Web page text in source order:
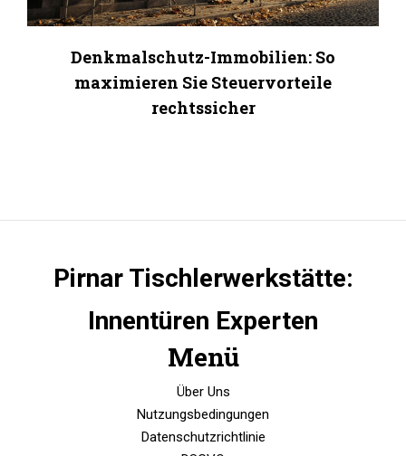
Denkmalschutz-Immobilien: So
maximieren Sie Steuervorteile
rechtssicher
Pirnar Tischlerwerkstätte:
Innentüren Experten
Menü
Über Uns
Nutzungsbedingungen
Datenschutzrichtlinie